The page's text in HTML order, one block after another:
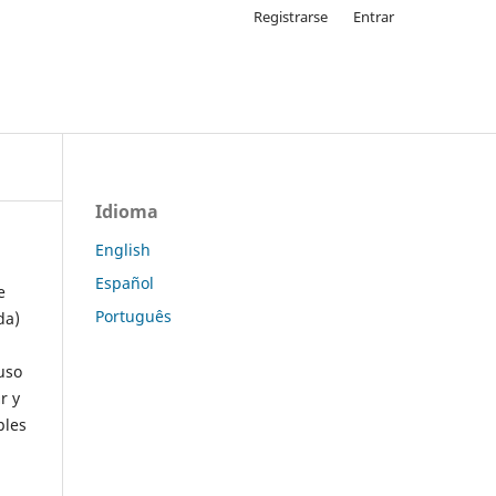
Registrarse Entrar
y
Idioma
English
Español
Português